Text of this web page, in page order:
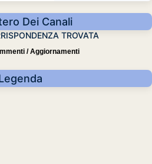
Dei Canali
TROVATA
/ Aggiornamenti